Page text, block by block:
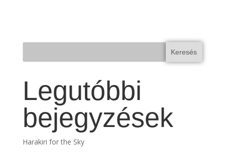
Keresés
Legutóbbi
bejegyzések
Harakiri for the Sky